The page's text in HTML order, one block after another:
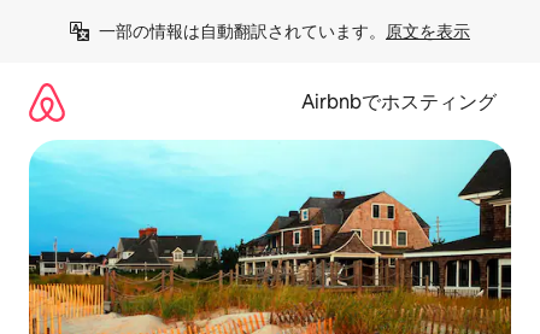
一部の情報は自動翻訳されています。 原文を表示
Airbnbでホスティング